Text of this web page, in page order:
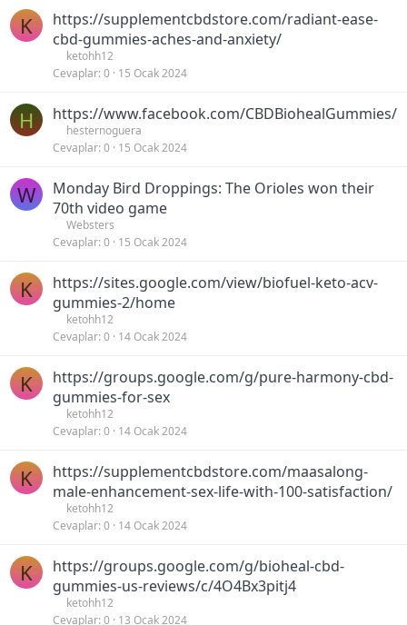
K
https://supplementcbdstore.com/radiant-ease-
cbd-gummies-aches-and-anxiety/
ketohh12
Cevaplar 0 15 Ocak 2024
H https://www.facebook.com/CBDBiohealGummies/
hesternoguera
Cevaplar 0 15 Ocak 2024
W
Monday Bird Droppings: The Orioles won their
70th video game
Websters
Cevaplar 0 15 Ocak 2024
K
https://sites.google.com/view/biofuel-keto-acv-
gummies-2/home
ketohh12
Cevaplar 0 14 Ocak 2024
K
https://groups.google.com/g/pure-harmony-cbd-
gummies-for-sex
ketohh12
Cevaplar 0 14 Ocak 2024
K
https://supplementcbdstore.com/maasalong-
male-enhancement-sex-life-with-100-satisfaction/
ketohh12
Cevaplar 0 14 Ocak 2024
K
https://groups.google.com/g/bioheal-cbd-
gummies-us-reviews/c/4O4Bx3pitj4
ketohh12
Cevaplar 0 13 Ocak 2024